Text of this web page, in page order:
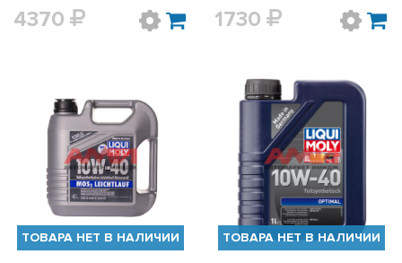
4370 1730
БЫСТРЫЙ ПРОСМОТР
ТОВАРА НЕТ В НАЛИЧИИ
БЫСТРЫЙ ПРОСМОТР
ТОВАРА НЕТ В НАЛИЧИИ